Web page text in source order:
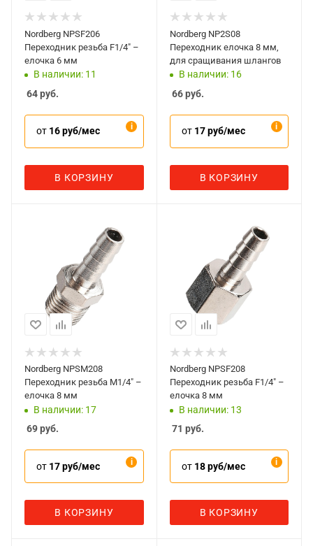
Nordberg NPSF206
Переходник резьба F1/4" –
елочка 6 мм
В наличии: 11
64руб.
от 16 руб/мес
В КОРЗИНУ
Nordberg NP2S08
Переходник елочка 8 мм,
для сращивания шлангов
В наличии: 16
66руб.
от 17 руб/мес
В КОРЗИНУ
Nordberg NPSM208
Переходник резьба M1/4" –
елочка 8 мм
В наличии: 17
69руб.
от 17 руб/мес
В КОРЗИНУ
Nordberg NPSF208
Переходник резьба F1/4" –
елочка 8 мм
В наличии: 13
71 руб.
от 18 руб/мес
В КОРЗИНУ